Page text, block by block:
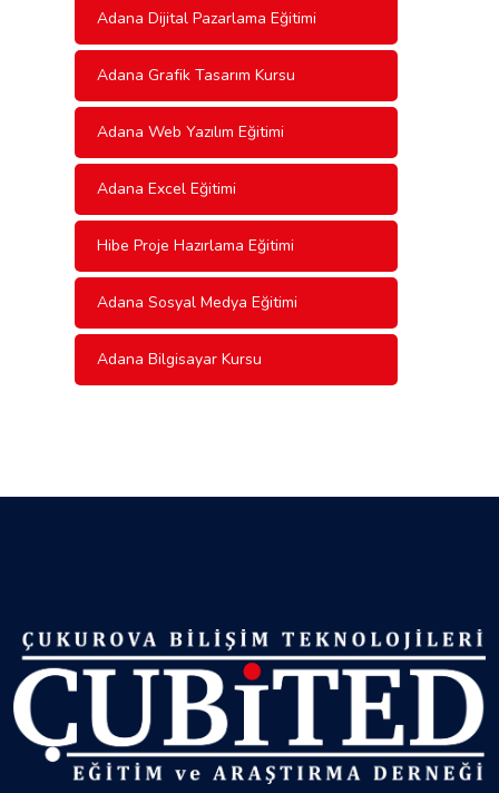
Adana Dijital Pazarlama Eğitimi
Adana Grafik Tasarım Kursu
Adana Web Yazılım Eğitimi
Adana Excel Eğitimi
Hibe Proje Hazırlama Eğitimi
Adana Sosyal Medya Eğitimi
Adana Bilgisayar Kursu